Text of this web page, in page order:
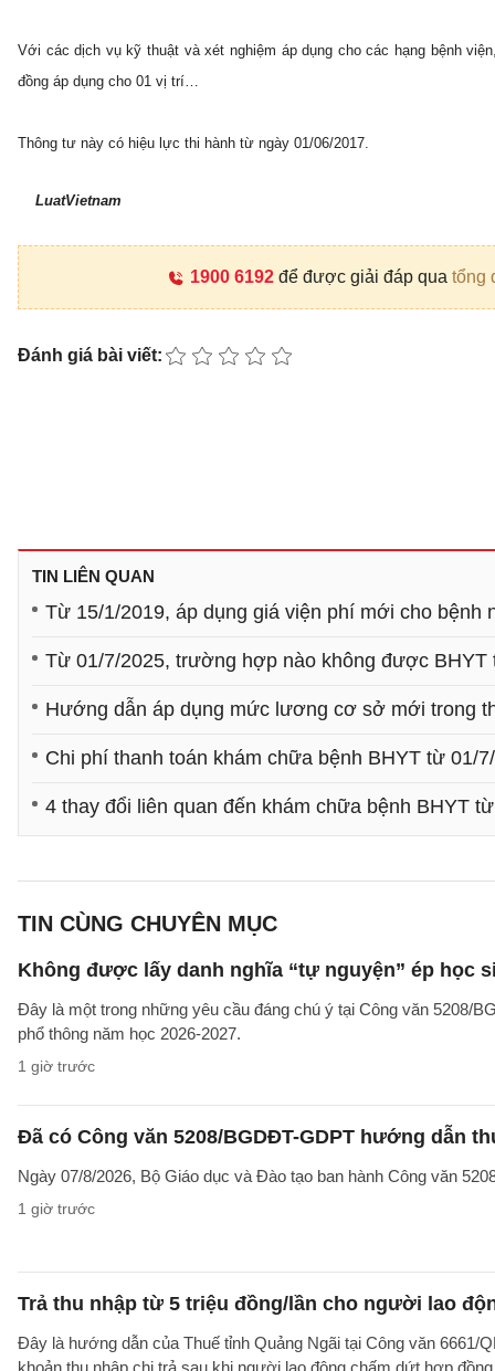
Với các dịch vụ kỹ thuật và xét nghiệm áp dụng cho các hạng bệnh
đồng áp dụng cho 01 vị trí…
Thông tư này có hiệu lực thi hành từ ngày 01/06/2017.
LuatVietnam
1900 6192để được giải đáp qua tổng
Đánh giá bài viết:
TIN LIÊN QUAN
Từ 15/1/2019, áp dụng giá viện phí mới cho bệnh
Từ 01/7/2025, trường hợp nào không được
Hướng dẫn áp dụng mức lương cơ sở mới trong
Chi phí thanh toán khám chữa bệnh BHYT từ 01/
4 thay đổi liên quan đến khám chữa bệnh BHYT
TIN CÙNG CHUYÊN MỤC
Không được lấy danh nghĩa “tự nguyện” ép học
Đây là một trong những yêu cầu đáng chú ý tại Công văn 5208/
phổ thông năm học 2026-2027.
1 giờ trước
Đã có Công văn 5208/BGDĐT-GDPT hướng dẫn
Ngày 07/8/2026, Bộ Giáo dục và Đào tạo ban hành Công văn
1 giờ trước
Trả thu nhập từ 5 triệu đồng/lần cho người lao
Đây là hướng dẫn của Thuế tỉnh Quảng Ngãi tại Công văn